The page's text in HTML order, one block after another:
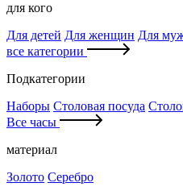
для кого
Для детей Для женщин Для
все категории
Подкатегории
Наборы Столовая посуда
Все часы
материал
Золото Серебро